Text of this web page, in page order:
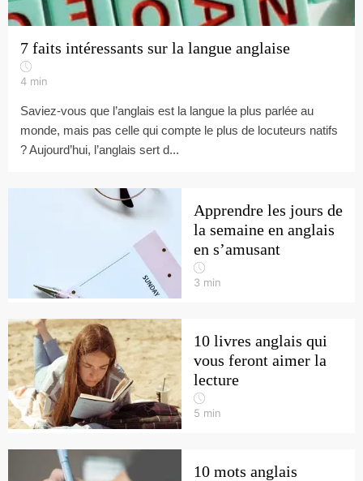
7 faits intéressants sur la langue anglaise
4 min
Saviez-vous que l’anglais est la langue la plus parlée au
monde, mais pas celle qui compte le plus de locuteurs natifs
? Aujourd’hui, l’anglais sert d...
Apprendre les jours de
la semaine en anglais
en s’amusant
3 min
10 livres anglais qui
vous feront aimer la
lecture
5 min
10 mots anglais